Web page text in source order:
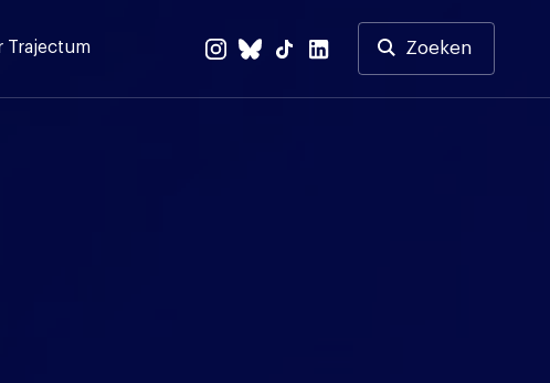
Trajectum Zoeken